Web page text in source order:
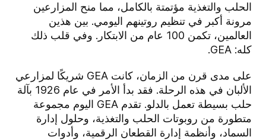
الحلب والتغذية مؤتمتة بالكامل، مما منح المزارعين
مرونة أكبر في تنظيم روتينهم اليومي. بين هذين
العالمين، تكمن 100 عام من الابتكار. وفي قلب ذلك
كله: GEA.
على مدى قرن من الزمان، كانت GEA شريكًا لمزارعي
الألبان في هذه الرحلة. فقد بدأ الأمر في عام 1926 بآلة
حلب بسيطة تعمل بالدلو. تقدم GEA اليوم مجموعة
متطورة من روبوتات الحلب والتغذية، وحلول إدارة
السماد، وأنظمة إدارة القطعان الرقمية، وأدوات